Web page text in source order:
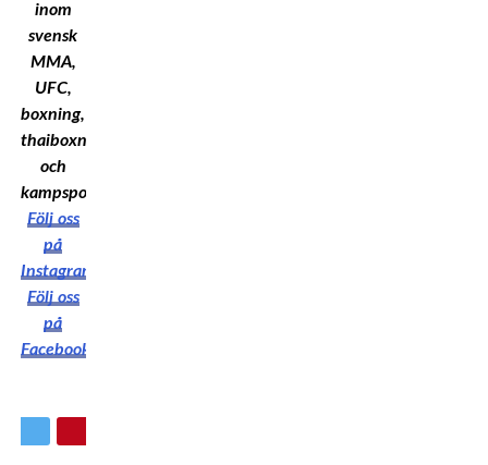
inom
svensk
MMA,
UFC,
boxning,
thaiboxning
och
kampsport!
Följ oss
på
Instagram
Följ oss
på
Facebook